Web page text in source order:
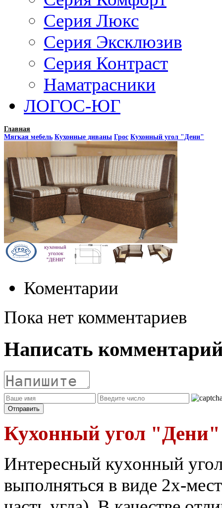
Серия Люкс
Серия Эксклюзив
Серия Контраст
Наматрасники
ЛОГОС-ЮГ
Главная
Мягкая мебель Кухонные диваны Грос Кухонный угол "Дени"
Коментарии
Пока нет комментариев
Написать
Кухонный угол "Дени"
Интересный кухонный
выполняться в виде 2х-